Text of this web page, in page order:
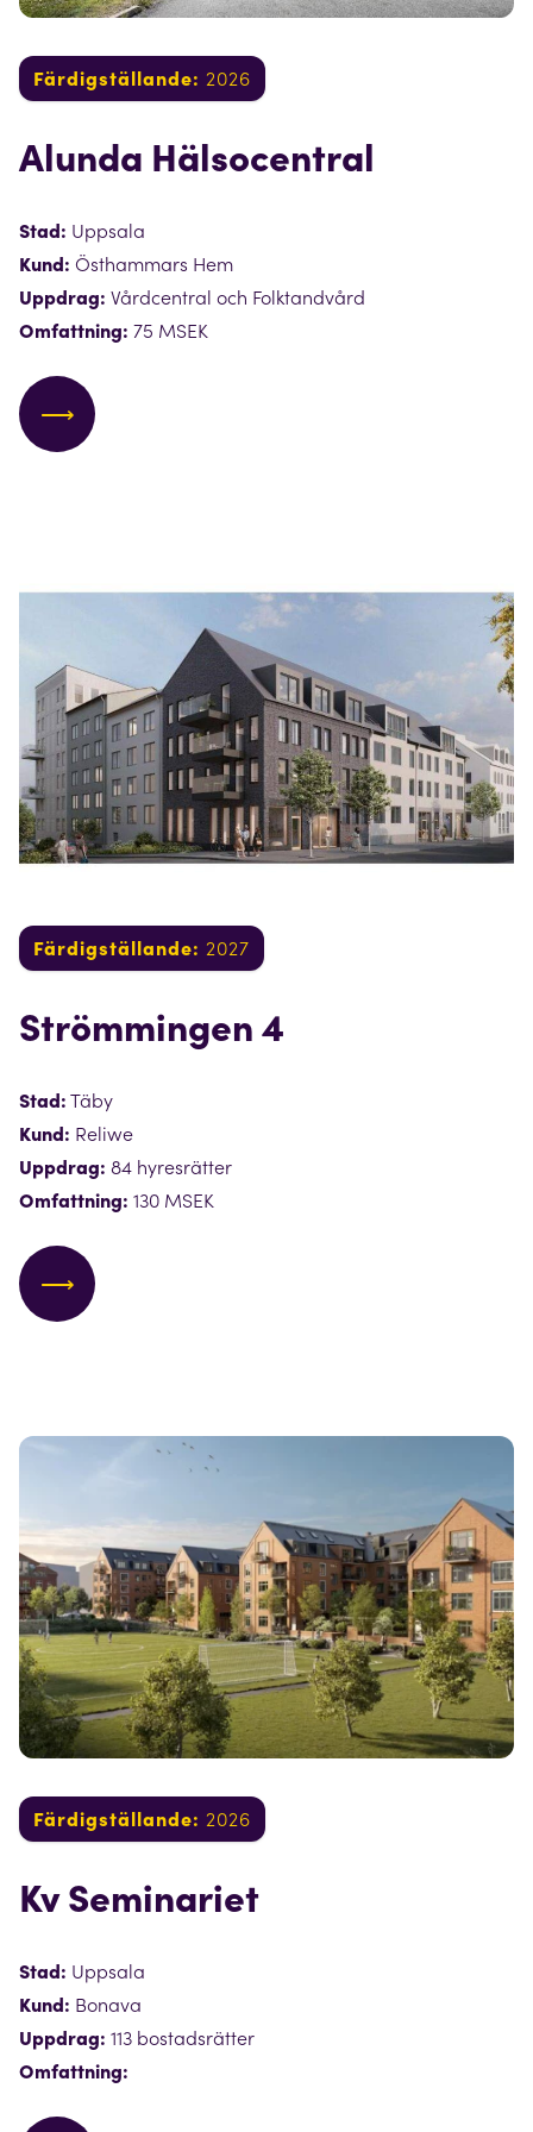
Färdigställande: 2026
Alunda Hälsocentral
Stad: Uppsala
Kund: Östhammars Hem
Uppdrag: Vårdcentral och Folktandvård
Omfattning: 75 MSEK
⟶
Färdigställande: 2027
Strömmingen 4
Stad: Täby
Kund: Reliwe
Uppdrag: 84 hyresrätter
Omfattning: 130 MSEK
⟶
Färdigställande: 2026
Kv Seminariet
Stad: Uppsala
Kund: Bonava
Uppdrag: 113 bostadsrätter
Omfattning: